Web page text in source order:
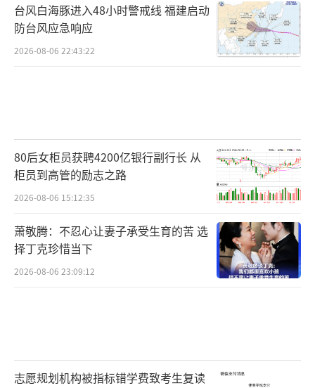
台风白海豚进入48小时警戒线 福建启动
防台风应急响应
2026-08-06 22:43:22
80后女柜员获聘4200亿银行副行长 从
柜员到高管的励志之路
2026-08-06 15:12:35
萧敬腾：不忍心让妻子承受生育的苦 选
择丁克珍惜当下
2026-08-06 23:09:12
志愿规划机构被指标错学费致考生复读